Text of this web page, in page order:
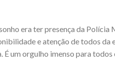
era ter presença da Polícia
e atenção de todos da
um orgulho imenso para